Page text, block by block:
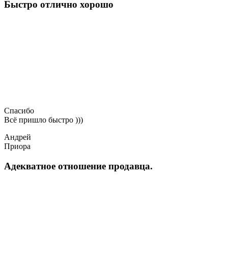
Быстро отлично хорошо
Спасибо
Всё пришло быстро )))
Андрей
Приора
Адекватное отношение продавца.